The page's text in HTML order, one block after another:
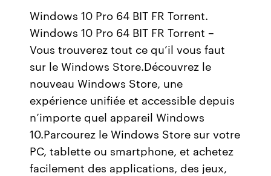
Windows 10 Pro 64 BIT FR Torrent.
Windows 10 Pro 64 BIT FR Torrent –
Vous trouverez tout ce qu’il vous faut
sur le Windows Store.Découvrez le
nouveau Windows Store, une
expérience unifiée et accessible depuis
n’importe quel appareil Windows
10.Parcourez le Windows Store sur votre
PC, tablette ou smartphone, et achetez
facilement des applications, des jeux,